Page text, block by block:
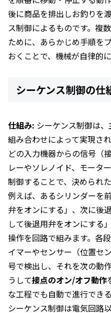
後に商品を排出しお釣りを
ス制御によるものです。複
ために、あらかじめ手順を
おくことで、機械が自律的
シーケンス制御の仕
仕組み: シーケンス制御は
組み合わせによって実現さ
どの入力機器からの信号（
レーやソレノイド、モータ
制御することで、決められ
例えば、あるシリンダーを
弁をオンにする」、次に後
して後退用弁をオンにする
操作を回路で組みます。各
イマーやセンサー（位置セ
号で検出し、それを次の動
うして接点のオン/オフ動作
な工程でも自動で進行でき
シーケンス制御は電気回路